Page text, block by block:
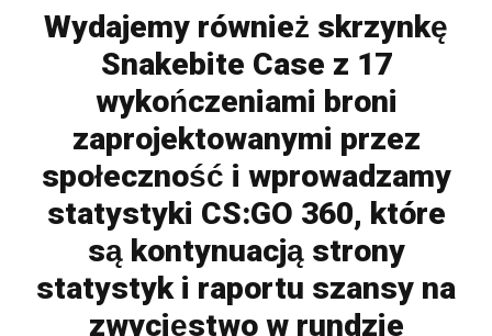
Wydajemy również skrzynkę
Snakebite Case z 17
wykończeniami broni
zaprojektowanymi przez
społeczność i wprowadzamy
statystyki CS:GO 360, które
są kontynuacją strony
statystyk i raportu szansy na
zwycięstwo w rundzie